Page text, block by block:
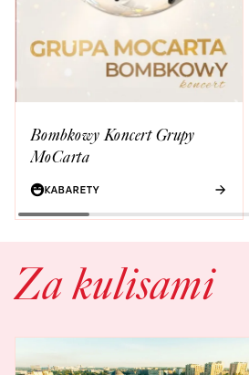
Bombkowy Koncert Grupy
MoCarta
KABARETY
Za kulisami